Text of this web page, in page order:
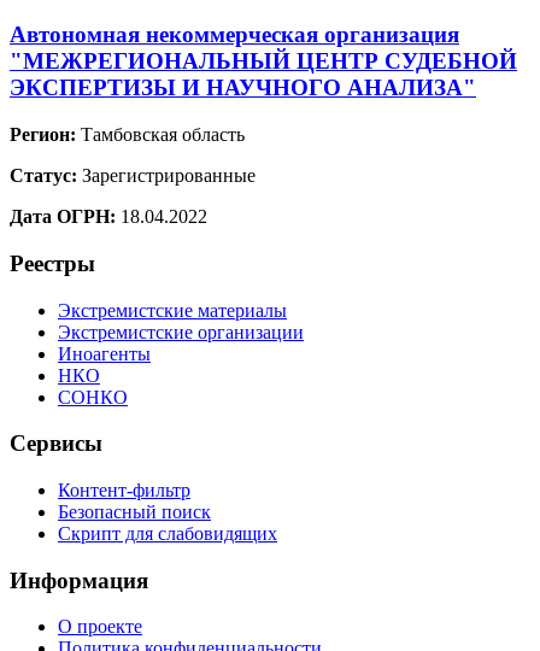
Автономная некоммерческая организация
"МЕЖРЕГИОНАЛЬНЫЙ ЦЕНТР СУДЕБНОЙ
ЭКСПЕРТИЗЫ И НАУЧНОГО АНАЛИЗА"
Регион: Тамбовская область
Статус: Зарегистрированные
Дата ОГРН: 18.04.2022
Реестры
Экстремистские материалы
Экстремистские организации
Иноагенты
НКО
СОНКО
Сервисы
Контент-фильтр
Безопасный поиск
Скрипт для слабовидящих
Информация
О проекте